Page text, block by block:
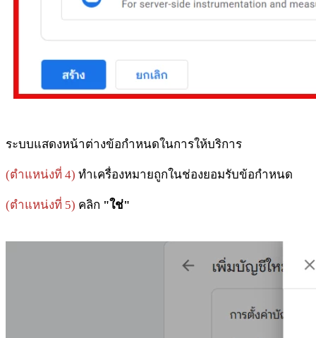
ระบบแสดงหน้าต่างข้อกำหนดในการให้บริการ
(ตำแหน่งที่ 4) ทำเครื่องหมายถูกในช่องยอมรับข้อกำหนด
(ตำแหน่งที่ 5) คลิก "ใช่"